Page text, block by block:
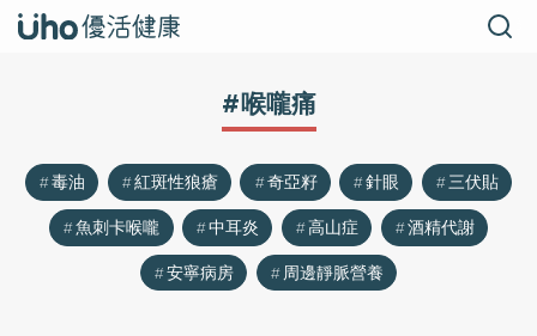
#喉嚨痛
毒油 紅斑性狼瘡 奇亞籽 針眼
三伏貼
魚刺卡喉嚨
中耳炎 高山症
酒精代謝
安寧病房
周邊靜脈營養